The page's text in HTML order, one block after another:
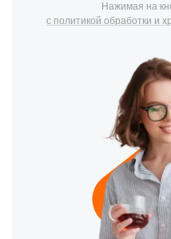
Нажимая на
с политикой обработки и